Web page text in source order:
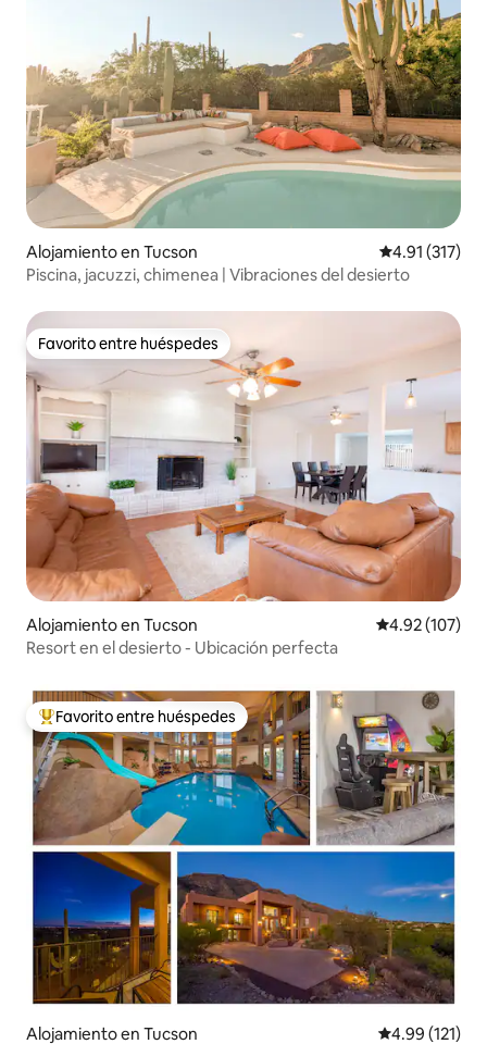
Alojamiento en Tucson Calificación
4.91 (317)
Piscina, jacuzzi, chimenea | Vibraciones del desierto
Favorito entre huéspedes
Favorito entre huéspedes
Alojamiento en Tucson Calificación
4.92 (107)
Resort en el desierto - Ubicación perfecta
Favorito entre huéspedes preferido
Favorito entre huéspedes
Alojamiento en Tucson Calificación
4.99 (121)